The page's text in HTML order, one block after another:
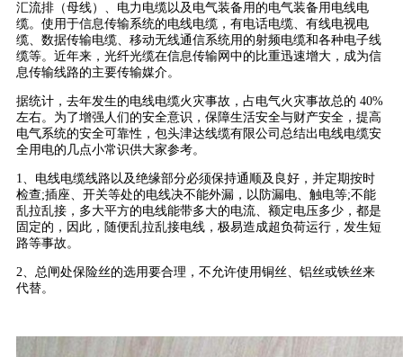
汇流排（母线）、电力电缆以及电气装备用的电气装备用电线电
缆。使用于信息传输系统的电线电缆，有电话电缆、有线电视电
缆、数据传输电缆、移动无线通信系统用的射频电缆和各种电子线
缆等。近年来，光纤光缆在信息传输网中的比重迅速增大，成为信
息传输线路的主要传输媒介。
据统计，去年发生的电线电缆火灾事故，占电气火灾事故总的 40%
左右。为了增强人们的安全意识，保障生活安全与财产安全，提高
电气系统的安全可靠性，包头津达线缆有限公司总结出电线电缆安
全用电的几点小常识供大家参考。
1、电线电缆线路以及绝缘部分必须保持通顺及良好，并定期按时
检查;插座、开关等处的电线决不能外漏，以防漏电、触电等;不能
乱拉乱接，多大平方的电线能带多大的电流、额定电压多少，都是
固定的，因此，随便乱拉乱接电线，极易造成超负荷运行，发生短
路等事故。
2、总闸处保险丝的选用要合理，不允许使用铜丝、铝丝或铁丝来
代替。